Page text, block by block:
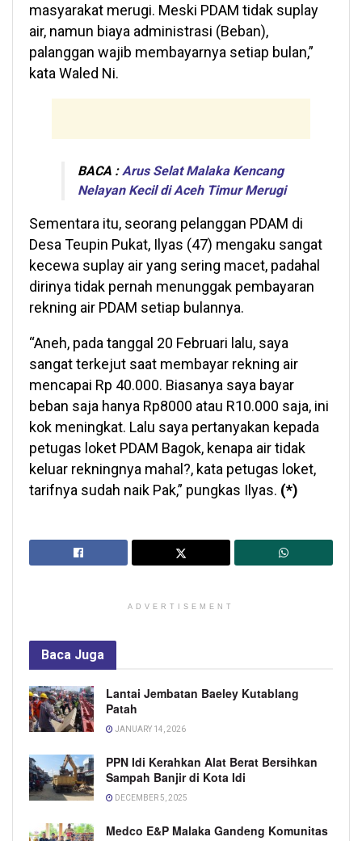
masyarakat merugi. Meski PDAM tidak suplay
air, namun biaya administrasi (Beban),
palanggan wajib membayarnya setiap bulan,”
kata Waled Ni.
BACA : Arus Selat Malaka Kencang
Nelayan Kecil di Aceh Timur Merugi
Sementara itu, seorang pelanggan PDAM di
Desa Teupin Pukat, Ilyas (47) mengaku sangat
kecewa suplay air yang sering macet, padahal
dirinya tidak pernah menunggak pembayaran
rekning air PDAM setiap bulannya.
“Aneh, pada tanggal 20 Februari lalu, saya
sangat terkejut saat membayar rekning air
mencapai Rp 40.000. Biasanya saya bayar
beban saja hanya Rp8000 atau R10.000 saja, ini
kok meningkat. Lalu saya pertanyakan kepada
petugas loket PDAM Bagok, kenapa air tidak
keluar rekningnya mahal?, kata petugas loket,
tarifnya sudah naik Pak,” pungkas Ilyas. (*)
ADVERTISEMENT
Baca Juga
Lantai Jembatan Baeley Kutablang
Patah
JANUARY 14, 2026
PPN Idi Kerahkan Alat Berat Bersihkan
Sampah Banjir di Kota Idi
DECEMBER 5, 2025
Medco E&P Malaka Gandeng Komunitas